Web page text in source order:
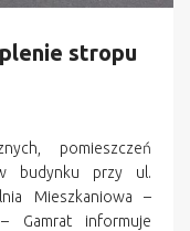
stropu
pomieszczeń
budynku przy ul.
Mieszkaniowa –
Gamrat informuje